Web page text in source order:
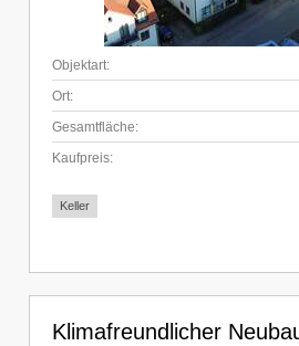
Objektart:
Ort:
Gesamtfläche:
Kaufpreis:
Keller
Klimafreundlicher